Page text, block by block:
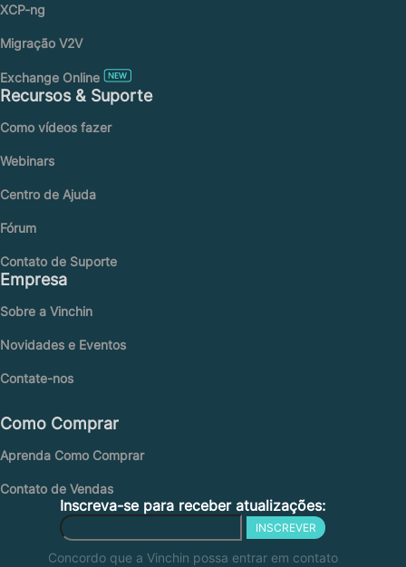
XCP-ng
Migração V2V
Exchange Online
Recursos & Suporte
Como vídeos fazer
Webinars
Centro de Ajuda
Fórum
Contato de Suporte
Empresa
Sobre a Vinchin
Novidades e Eventos
Contate-nos
Como Comprar
Aprenda Como Comprar
Contato de Vendas
Inscreva-se para receber atualizações:
INSCREVER
Concordo que a Vinchin possa entrar em contato